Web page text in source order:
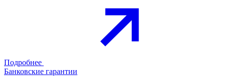
Подробнее
Банковские гарантии